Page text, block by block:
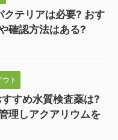
クテリアは必要? おす
確認方法はある?
ト
すめ水質検査薬は?
理しアクアリウムを